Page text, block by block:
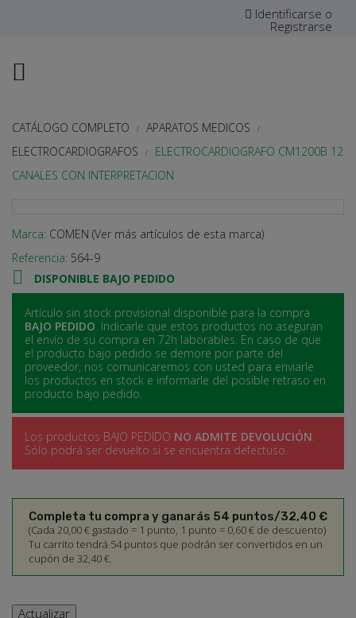
Identificarse o
Registrarse

CATÁLOGO COMPLETO
APARATOS MEDICOS
ELECTROCARDIOGRAFOS
ELECTROCARDIOGRAFO CM1200B 12
CANALES CON INTERPRETACION
Marca: COMEN (Ver más artículos de esta marca)
Referencia: 564-9
 DISPONIBLE BAJO PEDIDO
Artículo sin stock provisional disponible para la compra
BAJO PEDIDO. Indicarle que estos productos no aseguran
el envío de su compra en 72h laborables. En caso de que
el producto bajo pedido se demore por parte del
proveedor, nos comunicaremos con usted para enviarle
los productos en stock e informarle del posible retraso en
producto bajo pedido.
Los productos BAJO PEDIDO NO ADMITE DEVOLUCIÓN.
Sólo podrá ser devuelto si se encuentra defectuso.
Completa tu compra y ganarás 54 puntos/32,40 €
(Cada 20,00 € gastado = 1 punto, 1 punto = 0,60 € de descuento)
Tu carrito tendrá 54 puntos que podrán ser convertidos en un
cupón de 32,40 €.